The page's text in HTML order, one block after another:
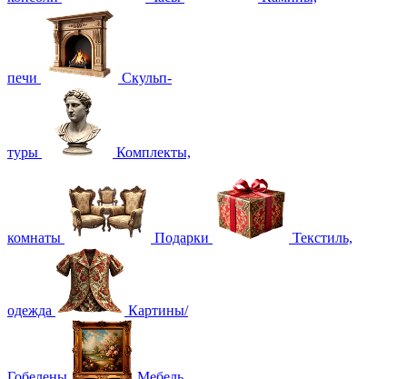
печи Скульп-
туры Комплекты,
комнаты Подарки Текстиль,
одежда Картины/